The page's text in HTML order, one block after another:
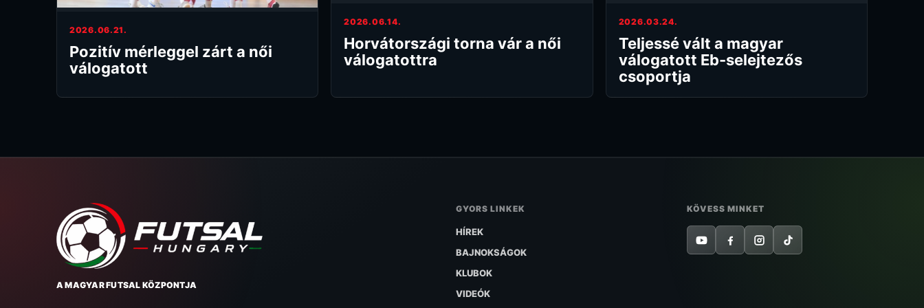
2026.06.21.
Pozitív mérleggel zárt a női
válogatott
2026.06.14.
Horvátországi torna vár a női
válogatottra
2026.03.24.
Teljessé vált a magyar
válogatott Eb-selejtezős
csoportja
A MAGYAR FUTSAL KÖZPONTJA
GYORS LINKEK
HÍREK
BAJNOKSÁGOK
KLUBOK
VIDEÓK
KÖVESS MINKET